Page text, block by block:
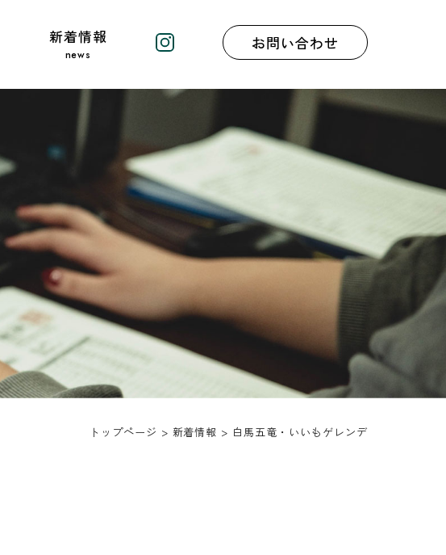
新着情報 お問い合わせ
トップページ > 新着情報 > 白馬五竜・いいもゲレンデ